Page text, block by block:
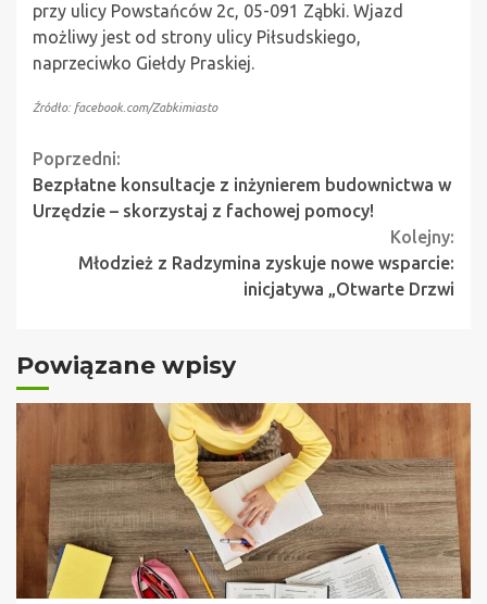
przy ulicy Powstańców 2c, 05-091 Ząbki. Wjazd
możliwy jest od strony ulicy Piłsudskiego,
naprzeciwko Giełdy Praskiej.
Źródło: facebook.com/Zabkimiasto
Continue
Reading
Poprzedni:
Bezpłatne konsultacje z inżynierem budownictwa w
Urzędzie – skorzystaj z fachowej pomocy!
Kolejny:
Młodzież z Radzymina zyskuje nowe wsparcie:
inicjatywa „Otwarte Drzwi
Powiązane wpisy